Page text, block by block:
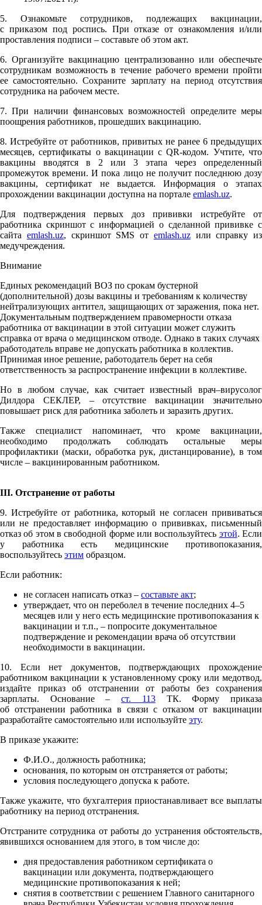
5. Ознакомьте сотрудников, подлежащих вакцинации,
с приказом под роспись. При отказе от ознакомления и/или
проставления подписи – составьте об этом акт.
6. Организуйте вакцинацию централизованно или обеспечьте
сотрудникам возможность в течение рабочего времени пройти
ее самостоятельно. Сохраните зарплату на период отсутствия
сотрудника на рабочем месте.
7. При наличии финансовых возможностей определите меры
поощрения работников, прошедших вакцинацию.
8. Истребуйте от работников, привитых не ранее 6 предыдущих
месяцев, сертификаты о вакцинации с QR-кодом. Учтите, что
вакцины вводятся в 2 или 3 этапа через определенный
промежуток времени. И пока лицо не получит последнюю дозу
вакцины, сертификат не выдается. Информация о этапах
прохождении вакцинации доступна на портале emlash.uz.
Для подтверждения первых доз прививки истребуйте от
работника скриншот с информацией о сделанной прививке с
сайта emlash.uz, скриншот SMS от emlash.uzили справку из
медучреждения.
Внимание
Единых рекомендаций ВОЗ по срокам бустерной
(дополнительной) дозы вакцины и требованиям к количеству
нейтрализующих антител, защищающих от заражения, пока нет.
Документальным подтверждением правомерности отказа
работника от вакцинации в этой ситуации может служить
справка от врача о медицинском отводе. Однако в таких случаях
работодатель вправе не допускать работника в коллектив.
Принимая иное решение, работодатель берет на себя
ответственность за распространение инфекции в коллективе.
Но в любом случае, как считает известный врач–вирусолог
Дилдора СЕКЛЕР, – отсутствие вакцинации значительно
повышает риск для работника заболеть и заразить других.
Также специалист напоминает, что кроме вакцинации,
необходимо продолжать соблюдать остальные меры
профилактики (маски, обработка рук, дистанцирование), в том
числе – вакцинированным работником.
III. Отстранение от работы
9. Истребуйте от работника, который не согласен прививаться
или не предоставляет информацию о прививках, письменный
отказ об этом в свободной форме или воспользуйтесь этой. Если
у работника есть медицинские противопоказания,
воспользуйтесь этим образцом.
Если работник:
не согласен написать отказ – составьте акт;
утверждает, что он переболел в течение последних 4–5
месяцев или у него есть медицинские противопоказания к
вакцинации и т.п., – попросите документальное
подтверждение и рекомендации врача об отсутствии
необходимости в вакцинации.
10. Если нет документов, подтверждающих прохождение
работником вакцинации к установленному сроку или медотвод,
издайте приказ об отстранении от работы без сохранения
зарплаты. Основание –ст. 113ТК. Форму приказа
об отстранении работника в связи с отказом от вакцинации
разработайте самостоятельно или используйте эту.
В приказе укажите:
Ф.И.О., должность работника;
основания, по которым он отстраняется от работы;
условия последующего допуска к работе.
Также укажите, что бухгалтерия приостанавливает все выплаты
работнику на период отстранения.
Отстраните сотрудника от работы до устранения обстоятельств,
явившихся основанием для этого, в том числе до:
дня предоставления работником сертификата о
вакцинации или документа, подтверждающего
медицинские противопоказания к ней;
снятия в соответствии с решением Главного санитарного